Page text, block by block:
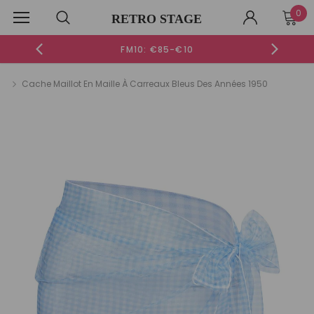
RETRO STAGE
ROBE CEINTURE MULTICOLORE À REVERS MARGUERITES DES
0
FM10: €85-€10
Cache Maillot En Maille À Carreaux Bleus Des Années 1950